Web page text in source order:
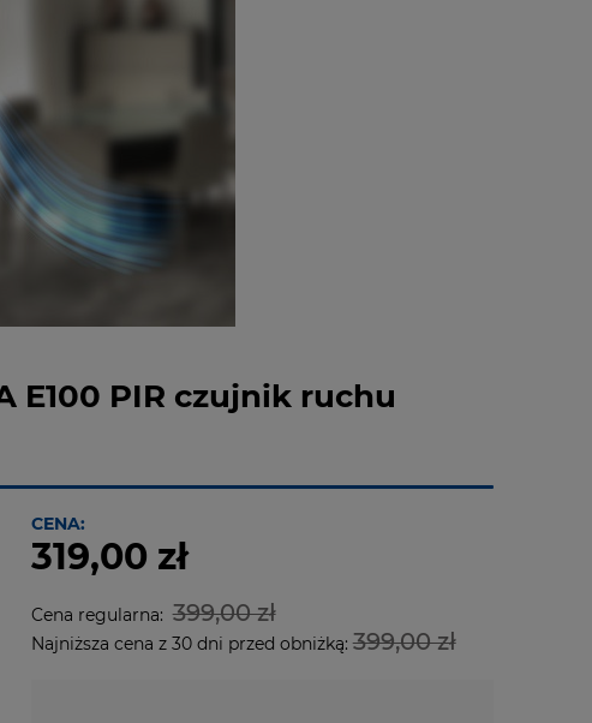
E100 PIR czujnik ruchu
CENA:
319,00 zł
Cena regularna: 399,00 zł
Najniższa cena z 30 dni przed obniżką: 399,00 zł